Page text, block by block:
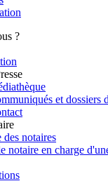
?
et dossiers
notaires
notaire en charge